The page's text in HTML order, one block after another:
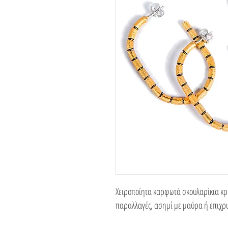
Χειροποίητα καρφωτά σκουλαρίκια
παραλλαγές, ασημί με μαύρα ή